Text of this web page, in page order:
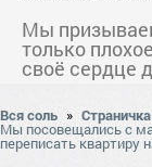
Мы
только
своё сердце
Вся соль »
Мы посовещались с
переписать